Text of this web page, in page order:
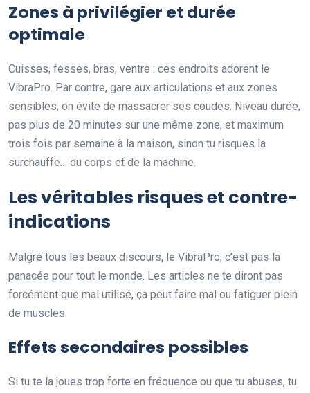
Zones à privilégier et durée
optimale
Cuisses, fesses, bras, ventre : ces endroits adorent le
VibraPro. Par contre, gare aux articulations et aux zones
sensibles, on évite de massacrer ses coudes. Niveau durée,
pas plus de 20 minutes sur une même zone, et maximum
trois fois par semaine à la maison, sinon tu risques la
surchauffe… du corps et de la machine.
Les véritables risques et contre-
indications
Malgré tous les beaux discours, le VibraPro, c’est pas la
panacée pour tout le monde. Les articles ne te diront pas
forcément que mal utilisé, ça peut faire mal ou fatiguer plein
de muscles.
Effets secondaires possibles
Si tu te la joues trop forte en fréquence ou que tu abuses, tu